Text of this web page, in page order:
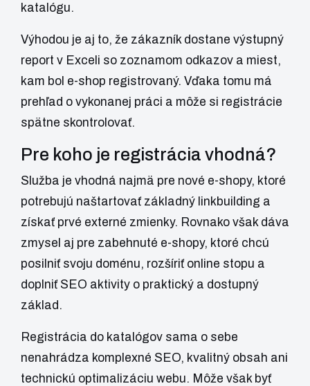
katalógu.
Výhodou je aj to, že zákazník dostane výstupný
report v Exceli so zoznamom odkazov a miest,
kam bol e-shop registrovaný. Vďaka tomu má
prehľad o vykonanej práci a môže si registrácie
spätne skontrolovať.
Pre koho je registrácia vhodná?
Služba je vhodná najmä pre nové e-shopy, ktoré
potrebujú naštartovať základný linkbuilding a
získať prvé externé zmienky. Rovnako však dáva
zmysel aj pre zabehnuté e-shopy, ktoré chcú
posilniť svoju doménu, rozšíriť online stopu a
doplniť SEO aktivity o praktický a dostupný
základ.
Registrácia do katalógov sama o sebe
nenahrádza komplexné SEO, kvalitný obsah ani
technickú optimalizáciu webu. Môže však byť